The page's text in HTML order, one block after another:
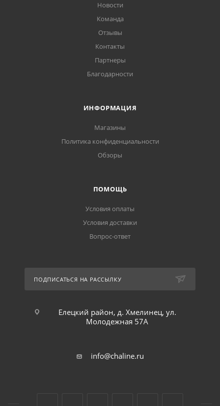
Новости
Команда
Отзывы
Контакты
Партнеры
Благодарности
ИНФОРМАЦИЯ
Магазины
Политика конфиденциальности
Обзоры
ПОМОЩЬ
Условия оплаты
Условия доставки
Вопрос-ответ
ПОДПИСАТЬСЯ НА РАССЫЛКУ
Елецкий район, д. Хмелинец, ул.
Молодежная 57А
info@chaline.ru